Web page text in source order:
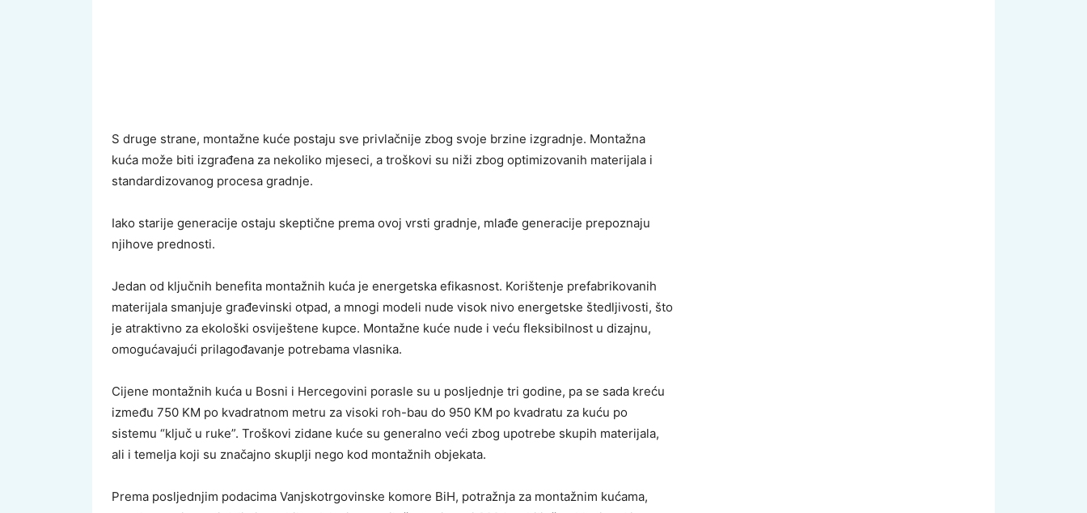
S druge strane, montažne kuće postaju sve privlačnije zbog svoje brzine izgradnje. Montažna
kuća može biti izgrađena za nekoliko mjeseci, a troškovi su niži zbog optimizovanih materijala i
standardizovanog procesa gradnje.
Iako starije generacije ostaju skeptične prema ovoj vrsti gradnje, mlađe generacije prepoznaju
njihove prednosti.
Jedan od ključnih benefita montažnih kuća je energetska efikasnost. Korištenje prefabrikovanih
materijala smanjuje građevinski otpad, a mnogi modeli nude visok nivo energetske štedljivosti, što
je atraktivno za ekološki osviještene kupce. Montažne kuće nude i veću fleksibilnost u dizajnu,
omogućavajući prilagođavanje potrebama vlasnika.
Cijene montažnih kuća u Bosni i Hercegovini porasle su u posljednje tri godine, pa se sada kreću
između 750 KM po kvadratnom metru za visoki roh-bau do 950 KM po kvadratu za kuću po
sistemu “ključ u ruke”. Troškovi zidane kuće su generalno veći zbog upotrebe skupih materijala,
ali i temelja koji su značajno skuplji nego kod montažnih objekata.
Prema posljednjim podacima Vanjskotrgovinske komore BiH, potražnja za montažnim kućama,